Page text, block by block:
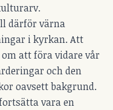
därför värna
i kyrkan. Att
att föra vidare vår
och den
oavsett bakgrund.
vara en